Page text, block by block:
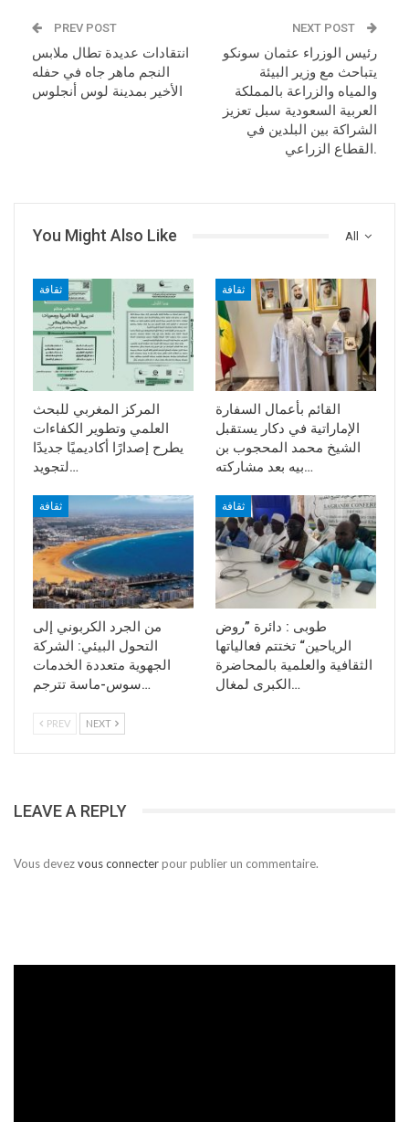
PREV POST
انتقادات عديدة تطال ملابس
النجم ماهر جاه في حفله
الأخير بمدينة لوس أنجلوس
NEXT POST
رئيس الوزراء عثمان سونكو
يتباحث مع وزير البيئة
والمياه والزراعة بالمملكة
العربية السعودية سبل تعزيز
الشراكة بين البلدين في
القطاع الزراعي.
All
You Might Also Like
ثقافة
المركز المغربي للبحث
العلمي وتطوير الكفاءات
يطرح إصدارًا أكاديميًا جديدًا
لتجويد…
ثقافة
القائم بأعمال السفارة
الإماراتية في دكار يستقبل
الشيخ محمد المحجوب بن
بيه بعد مشاركته…
ثقافة
من الجرد الكربوني إلى
التحول البيئي: الشركة
الجهوية متعددة الخدمات
سوس-ماسة تترجم…
ثقافة
طوبى : دائرة ”روض
الرياحين“ تختتم فعالياتها
الثقافية والعلمية بالمحاضرة
الكبرى لمغال…
PREV NEXT
LEAVE A REPLY
Vous devezvous connecterpour publier un commentaire.